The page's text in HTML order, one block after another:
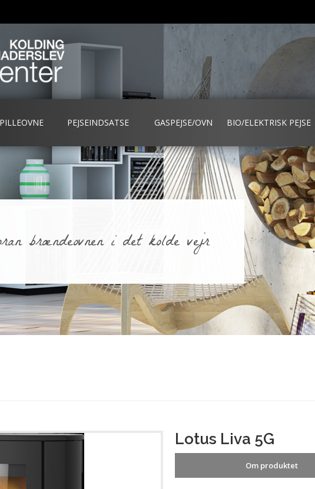
PEJSEINDSATSE GASPEJSE/OVN BIO/ELEKTRISK PEJSE
brændeovnen i det kolde vejr
Lotus Liva 5G
Om produktet